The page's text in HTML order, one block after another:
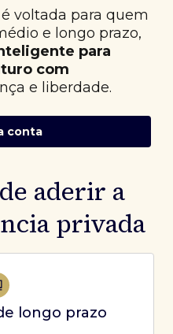
voltada para quem
e longo prazo,
para
com
e liberdade.
conta
aderir a
privada
longo prazo